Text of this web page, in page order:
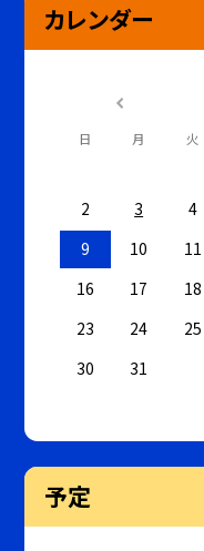
カレンダー
日 月 火
2
3 4
9
10 11
16
17 18
23
24 25
30
31
予定